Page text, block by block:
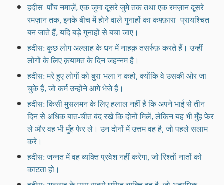
हदीस: पाँच नमाज़ें, एक जुमा दूसरे जुमे तक तथा एक रमज़ान दूसरे
रमज़ान तक, इनके बीच में होने वाले गुनाहों का कफ़्फ़ारा- प्रायश्चित-
बन जाते हैं, यदि बड़े गुनाहों से बचा जाए।
हदीस: कुछ लोग अल्लाह के धन में नाहक़ तसर्रुफ़ करते हैं। उन्हीं
लोगों के लिए क़यामत के दिन जहन्नम है।
हदीस: मरे हुए लोगों को बुरा-भला न कहो, क्योंकि वे उसकी ओर जा
चुके हैं, जो कर्म उन्होंने आगे भेजे हैं।
हदीस: किसी मुसलमन के लिए हलाल नहीं है कि अपने भाई से तीन
दिन से अधिक बात-चीत बंद रखे कि दोनों मिलें, लेकिन यह भी मुँह फेर
ले और वह भी मुँह फेर ले। उन दोनों में उत्तम वह है, जो पहले सलाम
करे।
हदीस: जन्नत में वह व्यक्ति प्रवेश नहीं करेगा, जो रिश्तों-नातों को
काटता हो।